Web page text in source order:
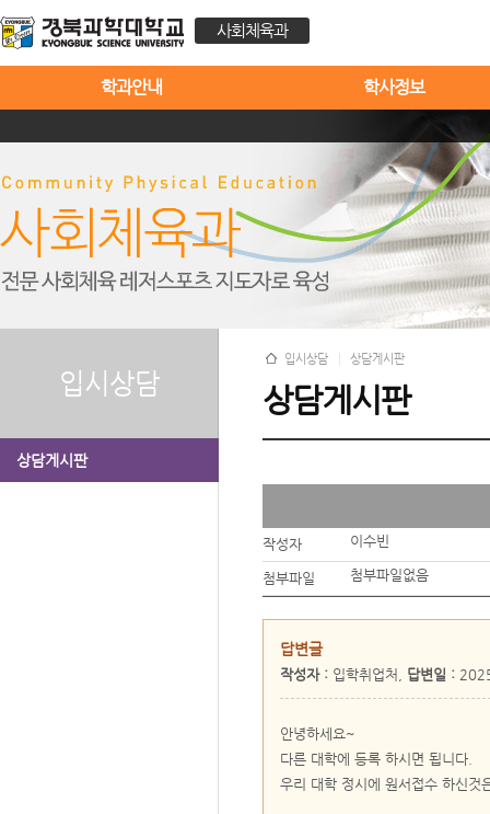
사회체육과
학과안내 학사정보
입시상담
상담게시판
입시상담 상담게시판
상담게시판
작성자 이수빈
첨부파일 첨부파일없음
답변글
작성자 : 입학취업처, 답변일 :
안녕하세요~
다른 대학에 등록 하시면 됩니다.
우리 대학 정시에 원서접수 하신것